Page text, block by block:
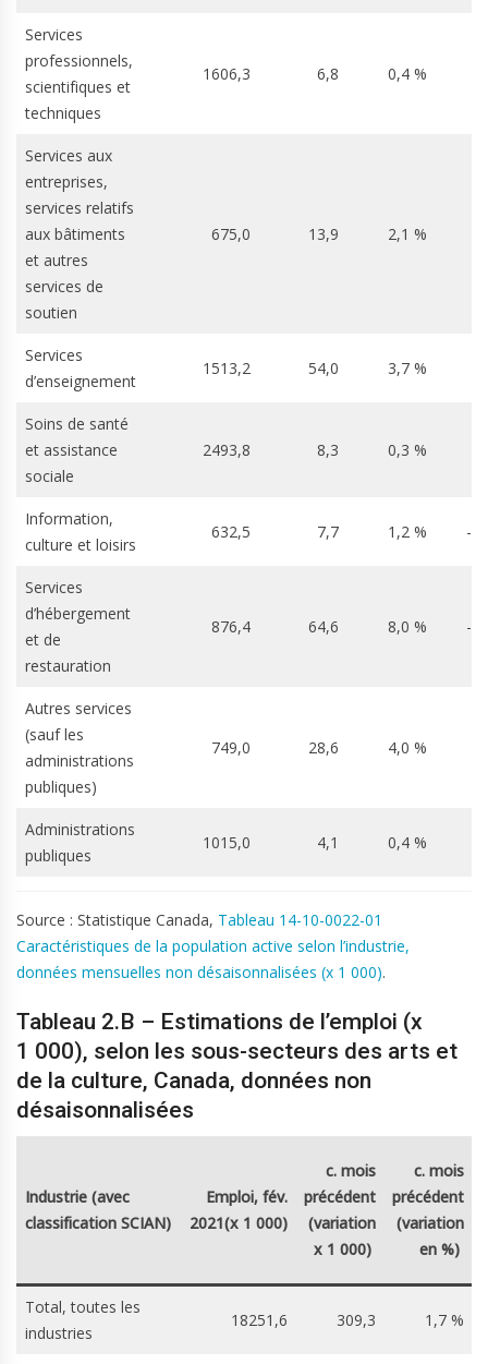
Services
professionnels,
scientifiques et
techniques
1606,3 6,8 0,4 %
Services aux
entreprises,
services relatifs
aux bâtiments
et autres
services de
soutien
675,0 13,9 2,1 %
Services
d’enseignement
1513,2 54,0 3,7 %
Soins de santé
et assistance
sociale
2493,8 8,3 0,3 %
Information,
culture et loisirs
632,5 7,7 1,2 % -
Services
d’hébergement
et de
restauration
876,4 64,6 8,0 % -
Autres services
(sauf les
administrations
publiques)
749,0 28,6 4,0 %
Administrations
publiques
1015,0 4,1 0,4 %
Source : Statistique Canada, Tableau 14-10-0022-01
Caractéristiques de la population active selon l’industrie,
données mensuelles non désaisonnalisées (x 1 000).
Tableau 2.B – Estimations de l’emploi (x
1 000), selon les sous-secteurs des arts et
de la culture, Canada, données non
désaisonnalisées
Industrie (avec
classification SCIAN)
Emploi, fév.
2021(x 1 000)
c. mois
précédent
(variation
x 1 000)
c. mois
précédent
(variation
en %)
Total, toutes les
industries
18251,6 309,3 1,7 %